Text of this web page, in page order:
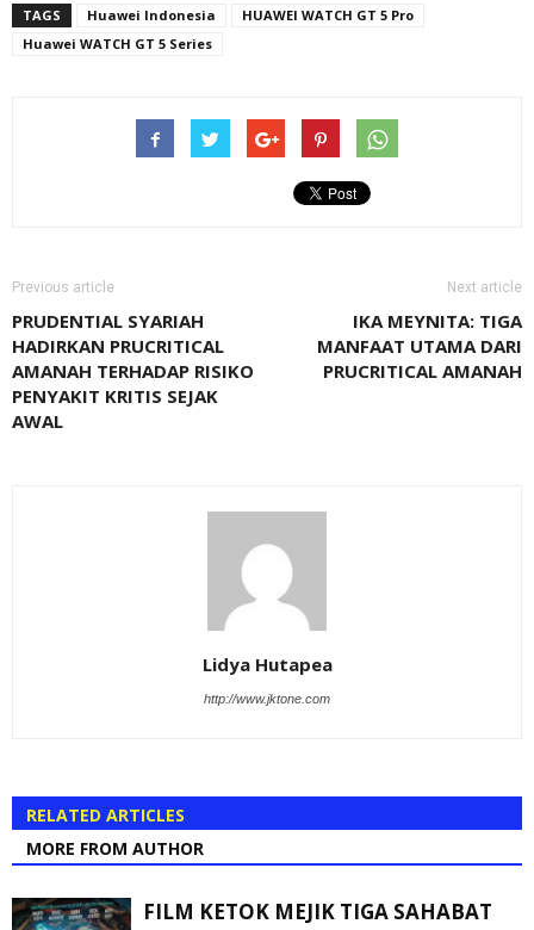
TAGS Huawei Indonesia
HUAWEI WATCH GT 5 Pro
Huawei WATCH GT 5 Series
Previous article
PRUDENTIAL SYARIAH
HADIRKAN PRUCRITICAL
AMANAH TERHADAP RISIKO
PENYAKIT KRITIS SEJAK
AWAL
Next article
IKA MEYNITA: TIGA
MANFAAT UTAMA DARI
PRUCRITICAL AMANAH
Lidya Hutapea
http://www.jktone.com
RELATED ARTICLES
MORE FROM AUTHOR
FILM KETOK MEJIK TIGA SAHABAT